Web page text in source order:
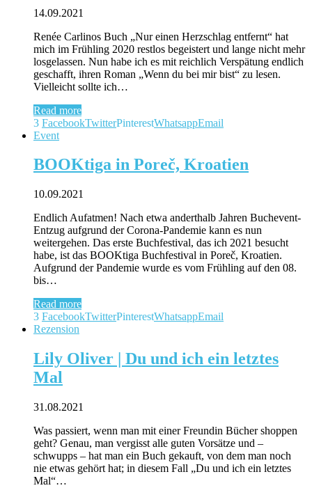
14.09.2021
Renée Carlinos Buch „Nur einen Herzschlag entfernt“ hat
mich im Frühling 2020 restlos begeistert und lange nicht mehr
losgelassen. Nun habe ich es mit reichlich Verspätung endlich
geschafft, ihren Roman „Wenn du bei mir bist“ zu lesen.
Vielleicht sollte ich…
Read more
3 FacebookTwitterPinterestWhatsappEmail
Event
BOOKtiga in Poreč, Kroatien
10.09.2021
Endlich Aufatmen! Nach etwa anderthalb Jahren Buchevent-
Entzug aufgrund der Corona-Pandemie kann es nun
weitergehen. Das erste Buchfestival, das ich 2021 besucht
habe, ist das BOOKtiga Buchfestival in Poreč, Kroatien.
Aufgrund der Pandemie wurde es vom Frühling auf den 08.
bis…
Read more
3 FacebookTwitterPinterestWhatsappEmail
Rezension
Lily Oliver | Du und ich ein letztes
Mal
31.08.2021
Was passiert, wenn man mit einer Freundin Bücher shoppen
geht? Genau, man vergisst alle guten Vorsätze und –
schwupps – hat man ein Buch gekauft, von dem man noch
nie etwas gehört hat; in diesem Fall „Du und ich ein letztes
Mal“…